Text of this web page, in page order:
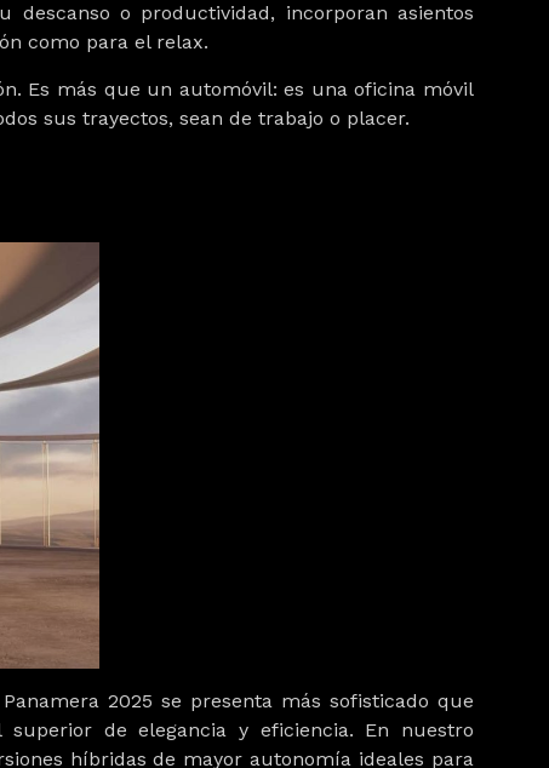
descanso o productividad, incorporan asientos
como para el relax.
Es más que un automóvil: es unaoficina móvil
sus trayectos, sean de trabajo o placer.
2025 se presenta más sofisticado que
de elegancia y eficiencia. En nuestro
híbridas de mayor autonomía ideales para